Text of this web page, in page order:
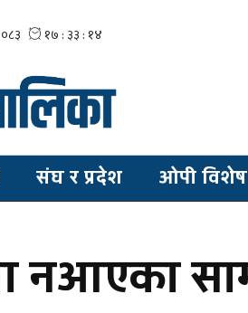
संघ र प्रदेश ओपी विशेष
नआएका